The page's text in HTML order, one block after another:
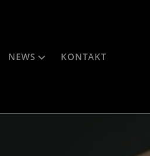
NEWS KONTAKT